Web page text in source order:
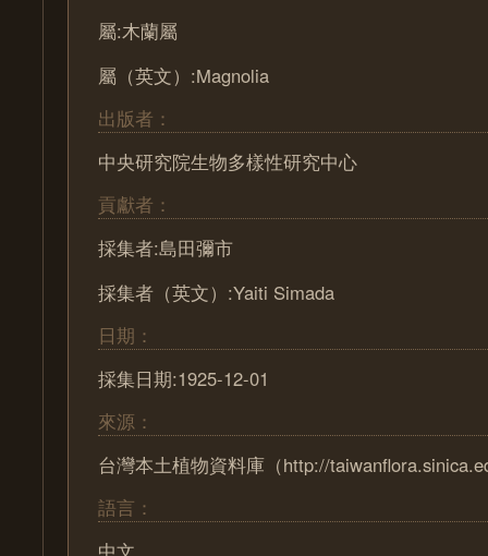
屬:木蘭屬
屬（英文）:Magnolia
出版者：
中央研究院生物多樣性研究中心
貢獻者：
採集者:島田彌市
採集者（英文）:Yaiti Simada
日期：
採集日期:1925-12-01
來源：
台灣本土植物資料庫（http://
語言：
中文